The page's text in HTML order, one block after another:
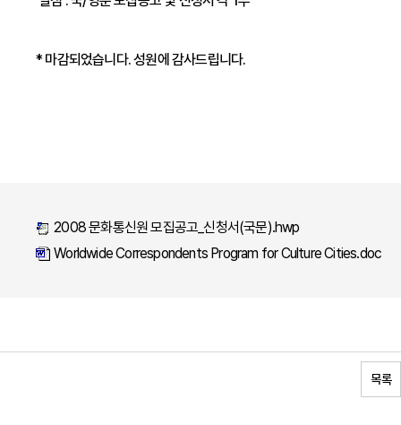
* 마감되었습니다. 성원에 감사드립니다.
2008 문화통신원 모집공고_신청서(국문).hwp
Worldwide Correspondents Program for Culture Cities.doc
목록